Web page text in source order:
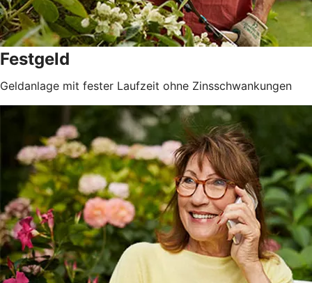
Festgeld
Geldanlage mit fester Laufzeit ohne Zinsschwankungen